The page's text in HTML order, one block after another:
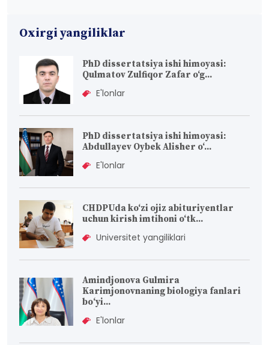
Oxirgi yangiliklar
PhD dissertatsiya ishi himoyasi:
Qulmatov Zulfiqor Zafar o‘g...
E'lonlar
PhD dissertatsiya ishi himoyasi:
Abdullayev Oybek Alisher o‘...
E'lonlar
CHDPUda ko‘zi ojiz abituriyentlar
uchun kirish imtihoni o‘tk...
Universitet yangiliklari
Amindjonova Gulmira
Karimjonovnaning biologiya fanlari
bо‘yi...
E'lonlar